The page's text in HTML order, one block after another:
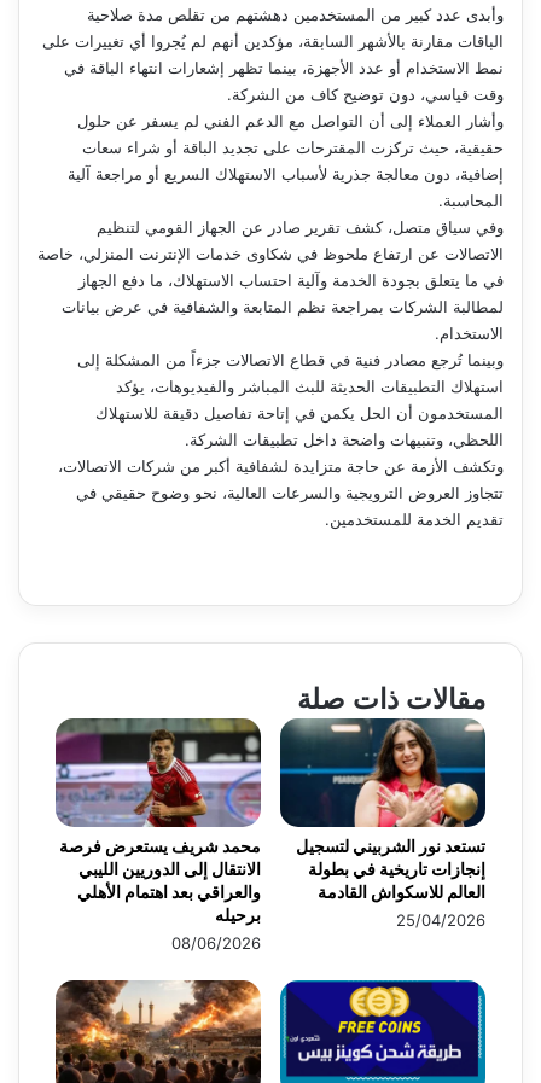
وأبدى عدد كبير من المستخدمين دهشتهم من تقلص مدة صلاحية
الباقات مقارنة بالأشهر السابقة، مؤكدين أنهم لم يُجروا أي تغييرات على
نمط الاستخدام أو عدد الأجهزة، بينما تظهر إشعارات انتهاء الباقة في
وقت قياسي، دون توضيح كاف من الشركة.
وأشار العملاء إلى أن التواصل مع الدعم الفني لم يسفر عن حلول
حقيقية، حيث تركزت المقترحات على تجديد الباقة أو شراء سعات
إضافية، دون معالجة جذرية لأسباب الاستهلاك السريع أو مراجعة آلية
المحاسبة.
وفي سياق متصل، كشف تقرير صادر عن الجهاز القومي لتنظيم
الاتصالات عن ارتفاع ملحوظ في شكاوى خدمات الإنترنت المنزلي، خاصة
في ما يتعلق بجودة الخدمة وآلية احتساب الاستهلاك، ما دفع الجهاز
لمطالبة الشركات بمراجعة نظم المتابعة والشفافية في عرض بيانات
الاستخدام.
وبينما تُرجع مصادر فنية في قطاع الاتصالات جزءاً من المشكلة إلى
استهلاك التطبيقات الحديثة للبث المباشر والفيديوهات، يؤكد
المستخدمون أن الحل يكمن في إتاحة تفاصيل دقيقة للاستهلاك
اللحظي، وتنبيهات واضحة داخل تطبيقات الشركة.
وتكشف الأزمة عن حاجة متزايدة لشفافية أكبر من شركات الاتصالات،
تتجاوز العروض الترويجية والسرعات العالية، نحو وضوح حقيقي في
تقديم الخدمة للمستخدمين.
مقالات ذات صلة
محمد شريف يستعرض فرصة
الانتقال إلى الدوريين الليبي
والعراقي بعد اهتمام الأهلي
برحيله
08/06/2026
تستعد نور الشربيني لتسجيل
إنجازات تاريخية في بطولة
العالم للاسكواش القادمة
25/04/2026